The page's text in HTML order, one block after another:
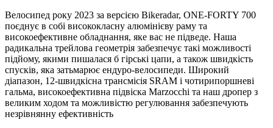
Велосипед року 2023 за версією Bikeradar, ONE-FORTY 700
поєднує в собі висококласну алюмінієву раму та
високоефективне обладнання, яке вас не підведе. Наша
радикальна трейлова геометрія забезпечує такі можливості
підйому, якими пишалася б гірські цапи, а також швидкість
спусків, яка затьмарює ендуро-велосипеди. Широкий
діапазон, 12-швидкісна трансмісія SRAM і чотирипоршневі
гальма, високоефективна підвіска Marzocchi та наш дропер з
великим ходом та можливістю регулювання забезпечують
незрівнянну ефективність